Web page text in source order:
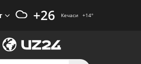
+26 Кечаси +14°